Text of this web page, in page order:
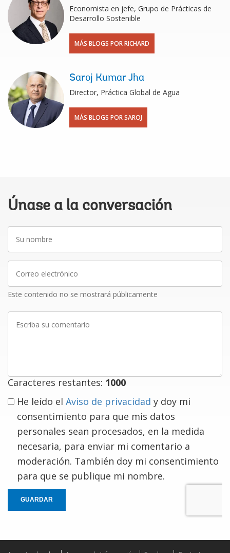
Economista en jefe, Grupo de Prácticas de
Desarrollo Sostenible
MÁS BLOGS POR RICHARD
Saroj Kumar Jha
Director, Práctica Global de Agua
MÁS BLOGS POR SAROJ
Únase a la conversación
nombre
electrónico
Este contenido no se mostrará públicamente
Caracteres restantes: 1000
He leído el Aviso de privacidad y doy mi
consentimiento para que mis datos
personales sean procesados, en la medida
necesaria, para enviar mi comentario a
moderación. También doy mi consentimiento
para que se publique mi nombre.
GUARDAR